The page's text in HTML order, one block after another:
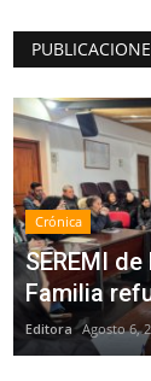
Crónica
SEREMI
Familia
Editora Agosto 6,